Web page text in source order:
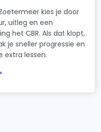
kies je door
uitleg en een
het CBR. Als dat klopt,
je sneller progressie en
extra lessen.